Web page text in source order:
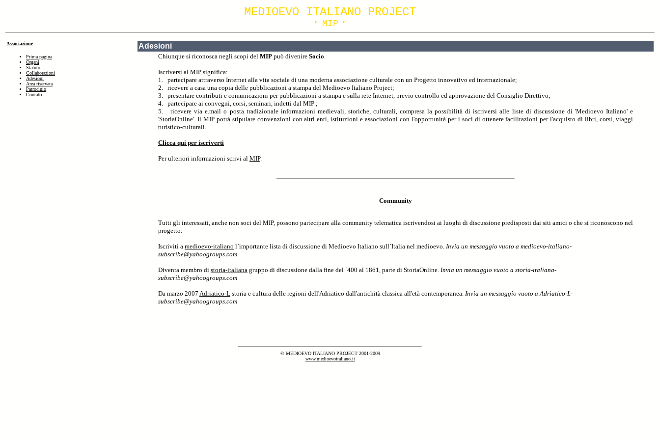
MEDIOEVO ITALIANO PROJECT
" MIP "
Associazione
Prima pagina
Organi
Statuto
Collaborazioni
Adesioni
Area riservata
Patrocinio
Contatti
Adesioni
Chiunque si riconosca negli scopi del MIP può divenire Socio.
Iscriversi al MIP significa:
1. partecipare attraverso Internet alla vita sociale di una moderna associazione culturale con un Progetto innovativo ed internazionale;
2. ricevere a casa una copia delle pubblicazioni a stampa del Medioevo Italiano Project;
3. presentare contributi e comunicazioni per pubblicazioni a stampa e sulla rete Internet, previo controllo ed approvazione del Consiglio Direttivo;
4. partecipare ai convegni, corsi, seminari, indetti dal MIP ;
5. ricevere via e.mail o posta tradizionale informazioni medievali, storiche, culturali, compresa la possibilità di iscriversi alle liste di discussione di 'Medioevo Italiano' e
'StoriaOnline'. Il MIP potrà stipulare convenzioni con altri enti, istituzioni e associazioni con l'opportunità per i soci di ottenere facilitazioni per l'acquisto di libri, corsi, viaggi
turistico-culturali.
Clicca qui per iscriverti
Per ulteriori informazioni scrivi al MIP.
Community
Tutti gli interessati, anche non soci del MIP, possono partecipare alla community telematica iscrivendosi ai luoghi di discussione predisposti dai siti amici o che si riconoscono nel
progetto:
Iscriviti a medioevo-italiano l´importante lista di discussione di Medioevo Italiano sull´Italia nel medioevo. Invia un messaggio vuoto a medioevo-italiano-
subscribe@yahoogroups.com
Diventa membro di storia-italiana gruppo di discussione dalla fine del ´400 al 1861, parte di StoriaOnline. Invia un messaggio vuoto a storia-italiana-
subscribe@yahoogroups.com
Da marzo 2007 Adriatico-L storia e cultura delle regioni dell'Adriatico dall'antichità classica all'età contemporanea. Invia un messaggio vuoto a Adriatico-L-
subscribe@yahoogroups.com
© MEDIOEVO ITALIANO PROJECT 2001-2009
www.medioevoitaliano.it